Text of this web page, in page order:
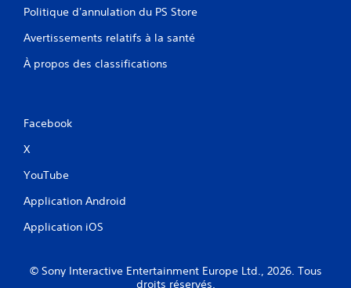
Politique d'annulation du PS Store
Avertissements relatifs à la santé
À propos des classifications
Facebook
X
YouTube
Application Android
Application iOS
© Sony Interactive Entertainment Europe Ltd., 2026. Tous
droits réservés.